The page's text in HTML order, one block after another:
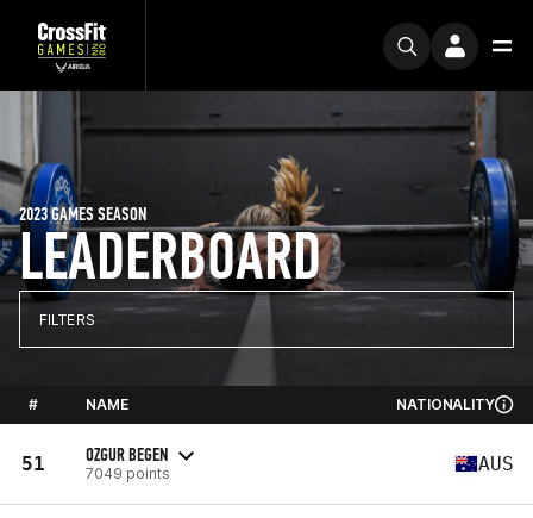
LEADERBOARD
2023 GAMES SEASON
FILTERS
# NAME NATIONALITY
51 OZGUR BEGEN
7049 points AUS